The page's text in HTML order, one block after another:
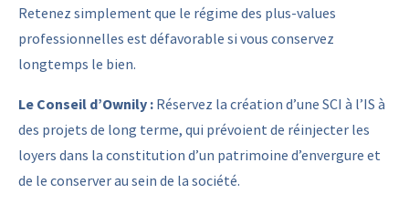
Retenez simplement que le régime des plus-values
professionnelles est défavorable si vous conservez
longtemps le bien.
Le Conseil d’Ownily : Réservez la création d’une SCI à l’IS à
des projets de long terme, qui prévoient de réinjecter les
loyers dans la constitution d’un patrimoine d’envergure et
de le conserver au sein de la société.